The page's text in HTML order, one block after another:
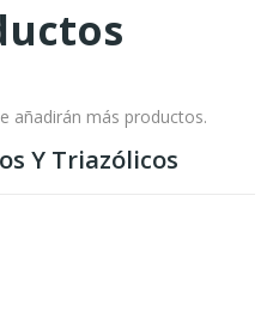
Y Triazólicos
añadirán más productos.